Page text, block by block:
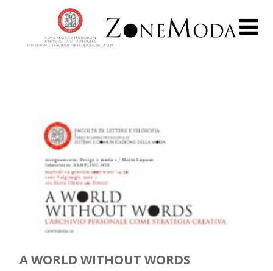
A WORLD WITHOUT WORDS